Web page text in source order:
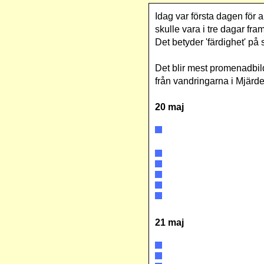
Idag var första dagen för
skulle vara i tre dagar
Det betyder 'färdighet' på
Det blir mest
från vandringarna i
20 maj
21 maj